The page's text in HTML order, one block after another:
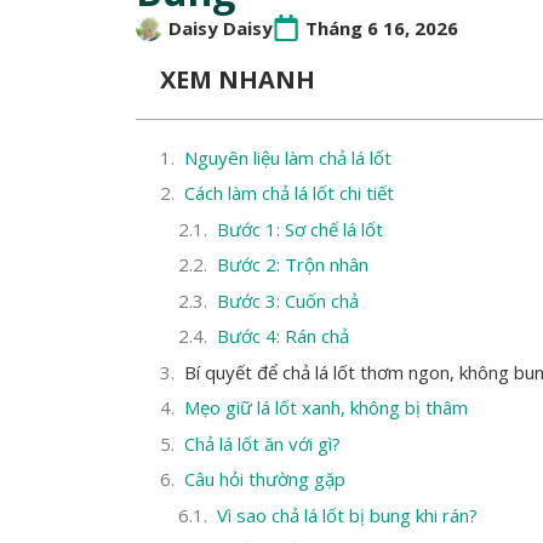
Daisy Daisy Tháng 6 16, 2026
XEM NHANH
Nguyên liệu làm chả lá lốt
Cách làm chả lá lốt chi tiết
Bước 1: Sơ chế lá lốt
Bước 2: Trộn nhân
Bước 3: Cuốn chả
Bước 4: Rán chả
Bí quyết để chả lá lốt thơm ngon, không
Mẹo giữ lá lốt xanh, không bị thâm
Chả lá lốt ăn với gì?
Câu hỏi thường gặp
Vì sao chả lá lốt bị bung khi rán?